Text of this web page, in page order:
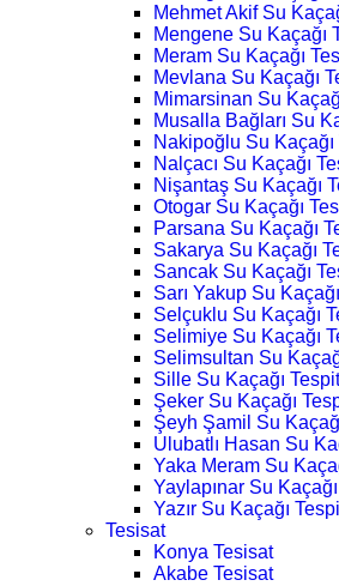
Mehmet Akif Su
Mengene Su Kaçağı
Meram Su Kaçağı
Mevlana Su Kaçağı
Mimarsinan Su
Musalla Bağları Su
Nakipoğlu Su Kaçağı
Nalçacı Su Kaçağı
Nişantaş Su Kaçağı
Otogar Su Kaçağı
Parsana Su Kaçağı
Sakarya Su Kaçağı
Sancak Su Kaçağı
Sarı Yakup Su
Selçuklu Su Kaçağı
Selimiye Su Kaçağı
Selimsultan Su
Sille Su Kaçağı
Şeker Su Kaçağı
Şeyh Şamil Su
Ulubatlı Hasan Su
Yaka Meram Su
Yaylapınar Su
Yazır Su Kaçağı
Tesisat
Konya Tesisat
Akabe Tesisat